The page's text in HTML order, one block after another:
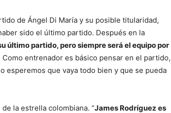
de Ángel Di María y su posible titularidad,
sido el último partido. Después en la
último partido, pero siempre será el equipo por
Como entrenador es básico pensar en el partido,
esperemos que vaya todo bien y que se pueda
la estrella colombiana. “James Rodríguez es